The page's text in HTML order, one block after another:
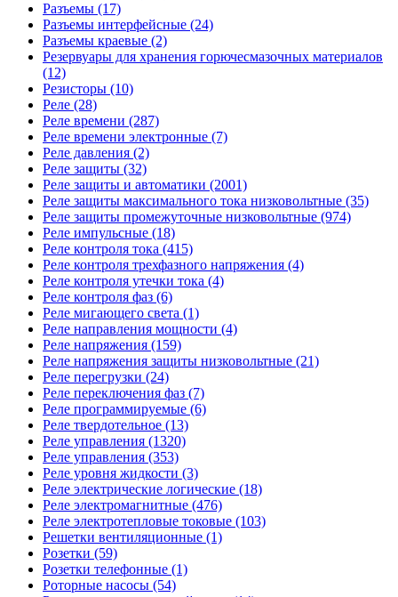
Разъемы (17)
Разъемы интерфейсные (24)
Разъемы краевые (2)
Резервуары для хранения горючесмазочных материалов
(12)
Резисторы (10)
Реле (28)
Реле времени (287)
Реле времени электронные (7)
Реле давления (2)
Реле защиты (32)
Реле защиты и автоматики (2001)
Реле защиты максимального тока низковольтные (35)
Реле защиты промежуточные низковольтные (974)
Реле импульсные (18)
Реле контроля тока (415)
Реле контроля трехфазного напряжения (4)
Реле контроля утечки тока (4)
Реле контроля фаз (6)
Реле мигающего света (1)
Реле направления мощности (4)
Реле напряжения (159)
Реле напряжения защиты низковольтные (21)
Реле перегрузки (24)
Реле переключения фаз (7)
Реле программируемые (6)
Реле твердотельное (13)
Реле управления (1320)
Реле управления (353)
Реле уровня жидкости (3)
Реле электрические логические (18)
Реле электромагнитные (476)
Реле электротепловые токовые (103)
Решетки вентиляционные (1)
Розетки (59)
Розетки телефонные (1)
Роторные насосы (54)